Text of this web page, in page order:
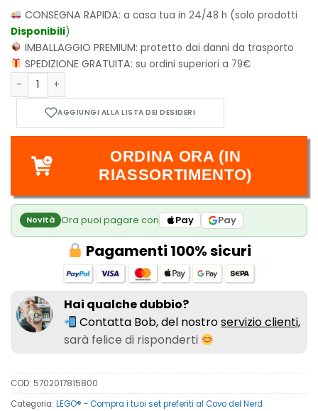
CONSEGNA RAPIDA:a casa tua in 24/48 h (solo prodotti
Disponibili)
IMBALLAGGIO PREMIUM:protetto dai danni da trasporto
SPEDIZIONE GRATUITA:su ordini superiori a 79€
LEGO NINJAGO 71847 Drago-Guardiano Giocattolo,
ORDINA ORA (IN
RIASSORTIMENTO)
Novità Ora puoi pagare con Pay Pay
Pagamenti 100% sicuri
Hai qualche dubbio?
Contatta Bob, del nostroservizio clienti,
sarà felice di risponderti
COD: 5702017815800
Categoria: LEGO® - Compra i tuoi set preferiti al Covo del Nerd